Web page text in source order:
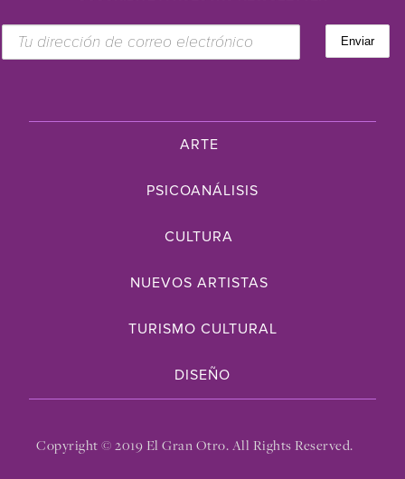
ARTE
PSICOANÁLISIS
CULTURA
NUEVOS ARTISTAS
TURISMO CULTURAL
DISEÑO
Copyright © 2019 El Gran Otro. All Rights Reserved.